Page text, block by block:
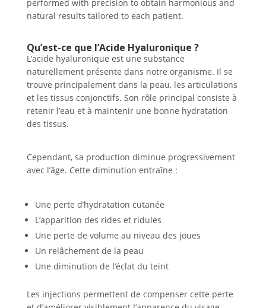
performed with precision to obtain harmonious and
natural results tailored to each patient.
Qu’est-ce que l’Acide Hyaluronique ?
L’acide hyaluronique est une substance
naturellement présente dans notre organisme. Il se
trouve principalement dans la peau, les articulations
et les tissus conjonctifs. Son rôle principal consiste à
retenir l’eau et à maintenir une bonne hydratation
des tissus.
Cependant, sa production diminue progressivement
avec l’âge. Cette diminution entraîne :
Une perte d’hydratation cutanée
L’apparition des rides et ridules
Une perte de volume au niveau des joues
Un relâchement de la peau
Une diminution de l’éclat du teint
Les injections permettent de compenser cette perte